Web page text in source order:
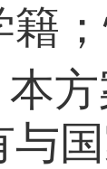
籍
本
与